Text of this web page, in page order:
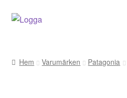
Hoppa
Hoppa
Hem Varumärken Patagonia